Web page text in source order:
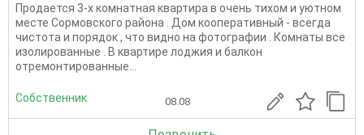
Продается 3-х комнатная квартира в очень тихом и уютном
месте Сормовского района . Дом кооперативный - всегда
чистота и порядок , что видно на фотографии . Комнаты все
изолированные . В квартире лоджия и балкон
отремонтированные...
Собственник 08.08